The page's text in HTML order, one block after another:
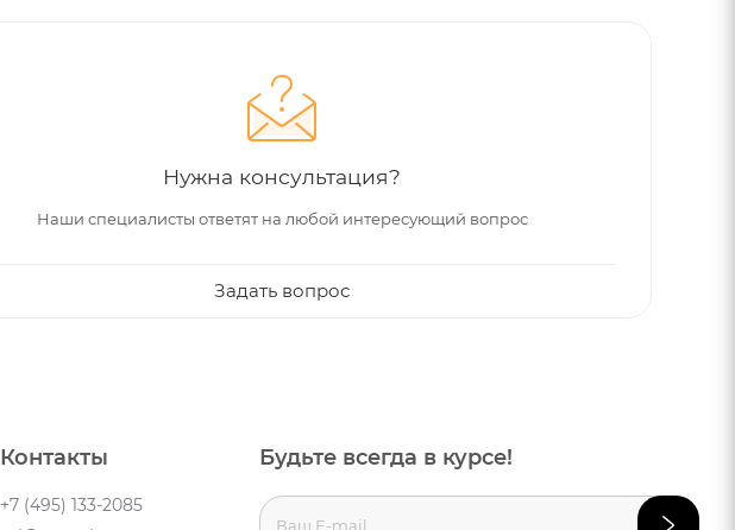
Нужна консультация?
Наши специалисты ответят на любой интересующий вопрос
Задать вопрос
Контакты
+7 (495) 133-2085
Будьте всегда в курсе!